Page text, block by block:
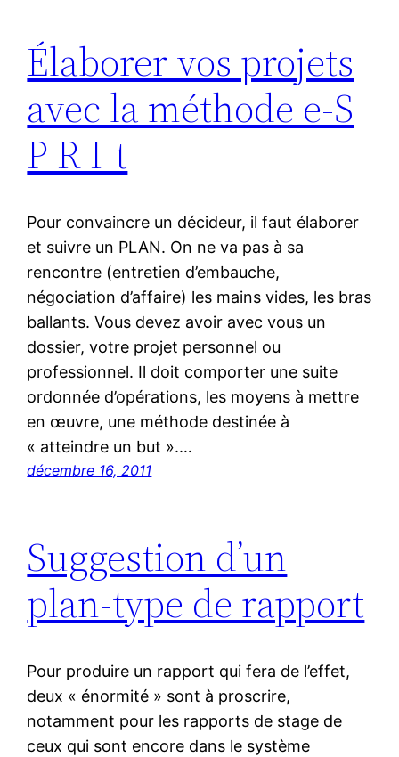
Élaborer vos projets
avec la méthode e-S
P R I-t
Pour convaincre un décideur, il faut élaborer
et suivre un PLAN. On ne va pas à sa
rencontre (entretien d’embauche,
négociation d’affaire) les mains vides, les bras
ballants. Vous devez avoir avec vous un
dossier, votre projet personnel ou
professionnel. Il doit comporter une suite
ordonnée d’opérations, les moyens à mettre
en œuvre, une méthode destinée à
« atteindre un but ».…
décembre 16, 2011
Suggestion d’un
plan-type de rapport
Pour produire un rapport qui fera de l’effet,
deux « énormité » sont à proscrire,
notamment pour les rapports de stage de
ceux qui sont encore dans le système